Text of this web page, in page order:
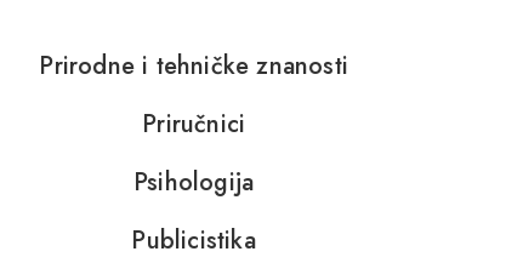
Prirodne i tehničke znanosti
Priručnici
Psihologija
Publicistika